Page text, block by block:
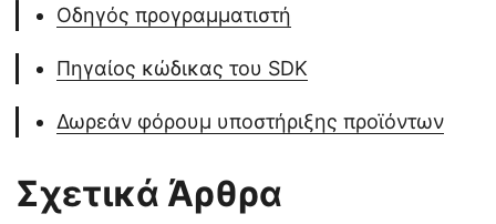
Οδηγός προγραμματιστή
Πηγαίος κώδικας του SDK
Δωρεάν φόρουμ υποστήριξης προϊόντων
Σχετικά Άρθρα